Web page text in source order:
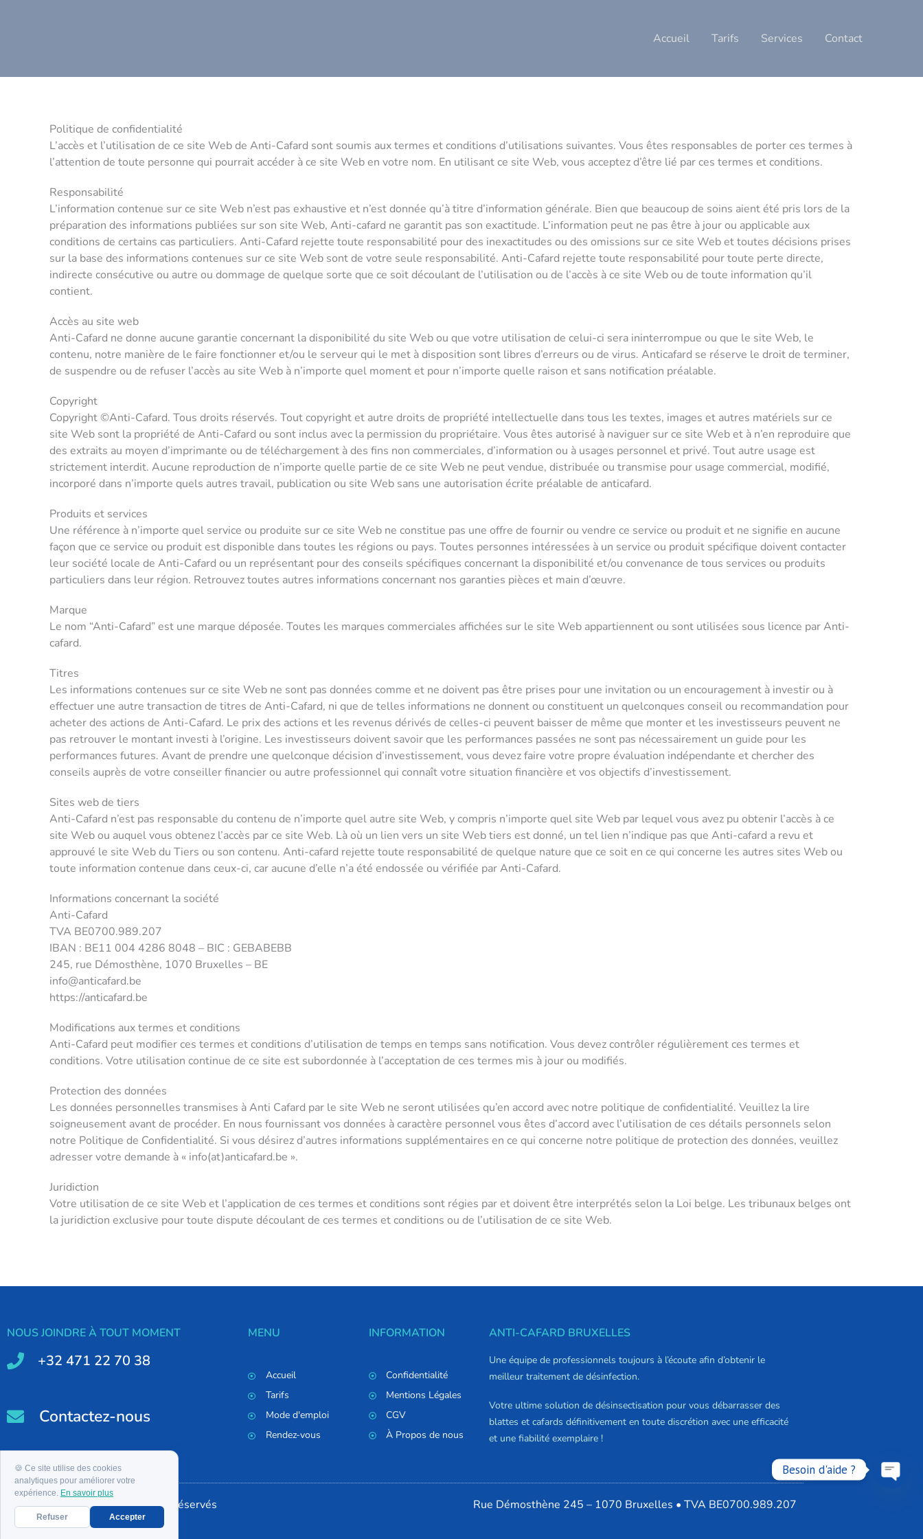
🍪 Ce site utilise des cookies
analytiques pour améliorer votre
expérience. En savoir plus
Refuser Accepter
Accueil Tarifs Services Contact
Politique de confidentialité
L’accès et l’utilisation de ce site Web de Anti-Cafard sont soumis aux termes et conditions d’utilisations suivantes. Vous êtes responsables de porter ces termes à
l’attention de toute personne qui pourrait accéder à ce site Web en votre nom. En utilisant ce site Web, vous acceptez d’être lié par ces termes et conditions.
Responsabilité
L’information contenue sur ce site Web n’est pas exhaustive et n’est donnée qu’à titre d’information générale. Bien que beaucoup de soins aient été pris lors de la
préparation des informations publiées sur son site Web, Anti-cafard ne garantit pas son exactitude. L’information peut ne pas être à jour ou applicable aux
conditions de certains cas particuliers. Anti-Cafard rejette toute responsabilité pour des inexactitudes ou des omissions sur ce site Web et toutes décisions prises
sur la base des informations contenues sur ce site Web sont de votre seule responsabilité. Anti-Cafard rejette toute responsabilité pour toute perte directe,
indirecte consécutive ou autre ou dommage de quelque sorte que ce soit découlant de l’utilisation ou de l’accès à ce site Web ou de toute information qu’il
contient.
Accès au site web
Anti-Cafard ne donne aucune garantie concernant la disponibilité du site Web ou que votre utilisation de celui-ci sera ininterrompue ou que le site Web, le
contenu, notre manière de le faire fonctionner et/ou le serveur qui le met à disposition sont libres d’erreurs ou de virus. Anticafard se réserve le droit de terminer,
de suspendre ou de refuser l’accès au site Web à n’importe quel moment et pour n’importe quelle raison et sans notification préalable.
Copyright
Copyright ©Anti-Cafard. Tous droits réservés. Tout copyright et autre droits de propriété intellectuelle dans tous les textes, images et autres matériels sur ce
site Web sont la propriété de Anti-Cafard ou sont inclus avec la permission du propriétaire. Vous êtes autorisé à naviguer sur ce site Web et à n’en reproduire que
des extraits au moyen d’imprimante ou de téléchargement à des fins non commerciales, d’information ou à usages personnel et privé. Tout autre usage est
strictement interdit. Aucune reproduction de n’importe quelle partie de ce site Web ne peut vendue, distribuée ou transmise pour usage commercial, modifié,
incorporé dans n’importe quels autres travail, publication ou site Web sans une autorisation écrite préalable de anticafard.
Produits et services
Une référence à n’importe quel service ou produite sur ce site Web ne constitue pas une offre de fournir ou vendre ce service ou produit et ne signifie en aucune
façon que ce service ou produit est disponible dans toutes les régions ou pays. Toutes personnes intéressées à un service ou produit spécifique doivent contacter
leur société locale de Anti-Cafard ou un représentant pour des conseils spécifiques concernant la disponibilité et/ou convenance de tous services ou produits
particuliers dans leur région. Retrouvez toutes autres informations concernant nos garanties pièces et main d’œuvre.
Marque
Le nom “Anti-Cafard” est une marque déposée. Toutes les marques commerciales affichées sur le site Web appartiennent ou sont utilisées sous licence par Anti-
cafard.
Titres
Les informations contenues sur ce site Web ne sont pas données comme et ne doivent pas être prises pour une invitation ou un encouragement à investir ou à
effectuer une autre transaction de titres de Anti-Cafard, ni que de telles informations ne donnent ou constituent un quelconques conseil ou recommandation pour
acheter des actions de Anti-Cafard. Le prix des actions et les revenus dérivés de celles-ci peuvent baisser de même que monter et les investisseurs peuvent ne
pas retrouver le montant investi à l’origine. Les investisseurs doivent savoir que les performances passées ne sont pas nécessairement un guide pour les
performances futures. Avant de prendre une quelconque décision d’investissement, vous devez faire votre propre évaluation indépendante et chercher des
conseils auprès de votre conseiller financier ou autre professionnel qui connaît votre situation financière et vos objectifs d’investissement.
Sites web de tiers
Anti-Cafard n’est pas responsable du contenu de n’importe quel autre site Web, y compris n’importe quel site Web par lequel vous avez pu obtenir l’accès à ce
site Web ou auquel vous obtenez l’accès par ce site Web. Là où un lien vers un site Web tiers est donné, un tel lien n’indique pas que Anti-cafard a revu et
approuvé le site Web du Tiers ou son contenu. Anti-cafard rejette toute responsabilité de quelque nature que ce soit en ce qui concerne les autres sites Web ou
toute information contenue dans ceux-ci, car aucune d’elle n’a été endossée ou vérifiée par Anti-Cafard.
Informations concernant la société
Anti-Cafard
TVA BE0700.989.207
IBAN : BE11 004 4286 8048 – BIC : GEBABEBB
245, rue Démosthène, 1070 Bruxelles – BE
info@anticafard.be
https://anticafard.be
Modifications aux termes et conditions
Anti-Cafard peut modifier ces termes et conditions d’utilisation de temps en temps sans notification. Vous devez contrôler régulièrement ces termes et
conditions. Votre utilisation continue de ce site est subordonnée à l’acceptation de ces termes mis à jour ou modifiés.
Protection des données
Les données personnelles transmises à Anti Cafard par le site Web ne seront utilisées qu’en accord avec notre politique de confidentialité. Veuillez la lire
soigneusement avant de procéder. En nous fournissant vos données à caractère personnel vous êtes d’accord avec l’utilisation de ces détails personnels selon
notre Politique de Confidentialité. Si vous désirez d’autres informations supplémentaires en ce qui concerne notre politique de protection des données, veuillez
adresser votre demande à « info(at)anticafard.be ».
Juridiction
Votre utilisation de ce site Web et l’application de ces termes et conditions sont régies par et doivent être interprétés selon la Loi belge. Les tribunaux belges ont
la juridiction exclusive pour toute dispute découlant de ces termes et conditions ou de l’utilisation de ce site Web.
NOUS JOINDRE À TOUT MOMENT
+32 471 22 70 38
Contactez-nous
MENU
Accueil
Tarifs
Mode d'emploi
Rendez-vous
INFORMATION
Confidentialité
Mentions Légales
CGV
À Propos de nous
ANTI-CAFARD BRUXELLES
Une équipe de professionnels toujours à l’écoute afin d’obtenir le
meilleur traitement de désinfection.
Votre ultime solution de désinsectisation pour vous débarrasser des
blattes et cafards définitivement en toute discrétion avec une efficacité
et une fiabilité exemplaire !
Anti-Cafard©2019 – Tous droits réservés Rue Démosthène 245 – 1070 Bruxelles • TVA BE0700.989.207
Besoin d'aide ?